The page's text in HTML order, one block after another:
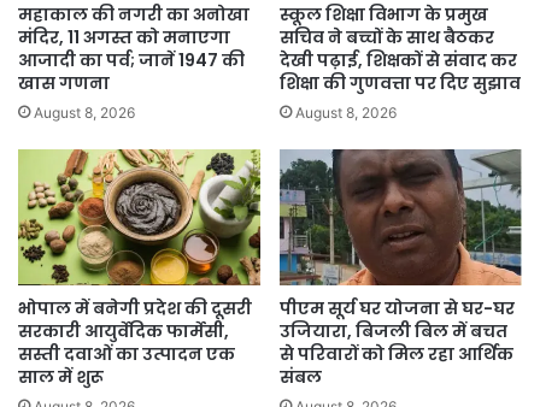
महाकाल की नगरी का अनोखा
मंदिर, 11 अगस्त को मनाएगा
आजादी का पर्व; जानें 1947 की
खास गणना
August 8, 2026
स्कूल शिक्षा विभाग के प्रमुख
सचिव ने बच्चों के साथ बैठकर
देखी पढ़ाई, शिक्षकों से संवाद कर
शिक्षा की गुणवत्ता पर दिए सुझाव
August 8, 2026
भोपाल में बनेगी प्रदेश की दूसरी
सरकारी आयुर्वेदिक फार्मेसी,
सस्ती दवाओं का उत्पादन एक
साल में शुरू
पीएम सूर्य घर योजना से घर-घर
उजियारा, बिजली बिल में बचत
से परिवारों को मिल रहा आर्थिक
संबल